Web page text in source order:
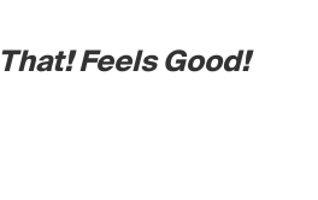
That! Feels Good!